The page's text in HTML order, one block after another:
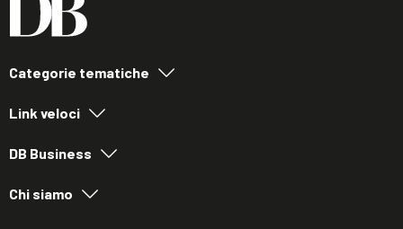
Categorie tematiche
Link veloci
DB Business
Chi siamo